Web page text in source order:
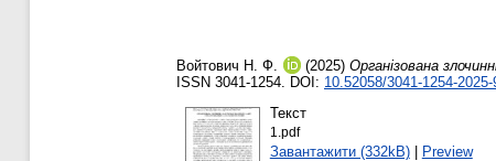
Войтович Н. Ф. (2025) Організована
ISSN 3041-1254. DOI: 10.52058/3041-1254-
Текст
1.pdf
Завантажити (332kB)| Preview